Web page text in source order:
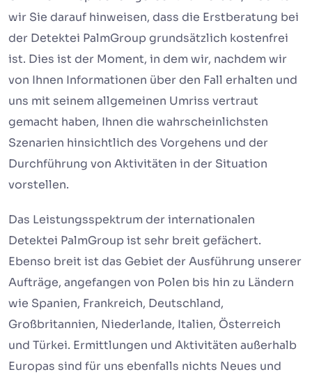
wir Sie darauf hinweisen, dass die Erstberatung bei
der Detektei PalmGroup grundsätzlich kostenfrei
ist. Dies ist der Moment, in dem wir, nachdem wir
von Ihnen Informationen über den Fall erhalten und
uns mit seinem allgemeinen Umriss vertraut
gemacht haben, Ihnen die wahrscheinlichsten
Szenarien hinsichtlich des Vorgehens und der
Durchführung von Aktivitäten in der Situation
vorstellen.
Das Leistungsspektrum der internationalen
Detektei PalmGroup ist sehr breit gefächert.
Ebenso breit ist das Gebiet der Ausführung unserer
Aufträge, angefangen von Polen bis hin zu Ländern
wie Spanien, Frankreich, Deutschland,
Großbritannien, Niederlande, Italien, Österreich
und Türkei. Ermittlungen und Aktivitäten außerhalb
Europas sind für uns ebenfalls nichts Neues und